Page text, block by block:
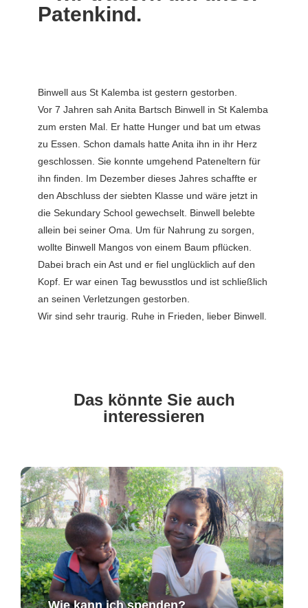
Patenkind.
Binwell aus St Kalemba ist gestern gestorben.
Vor 7 Jahren sah Anita Bartsch Binwell in St Kalemba
zum ersten Mal. Er hatte Hunger und bat um etwas
zu Essen. Schon damals hatte Anita ihn in ihr Herz
geschlossen. Sie konnte umgehend Pateneltern für
ihn finden. Im Dezember dieses Jahres schaffte er
den Abschluss der siebten Klasse und wäre jetzt in
die Sekundary School gewechselt. Binwell belebte
allein bei seiner Oma. Um für Nahrung zu sorgen,
wollte Binwell Mangos von einem Baum pflücken.
Dabei brach ein Ast und er fiel unglücklich auf den
Kopf. Er war einen Tag bewusstlos und ist schließlich
an seinen Verletzungen gestorben.
Wir sind sehr traurig. Ruhe in Frieden, lieber Binwell.
Das könnte Sie auch
interessieren
Wie kann ich spenden?